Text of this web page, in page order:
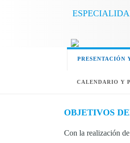
PRESENTACIÓN
CALENDARIO Y
OBJETIVOS
Con la realización